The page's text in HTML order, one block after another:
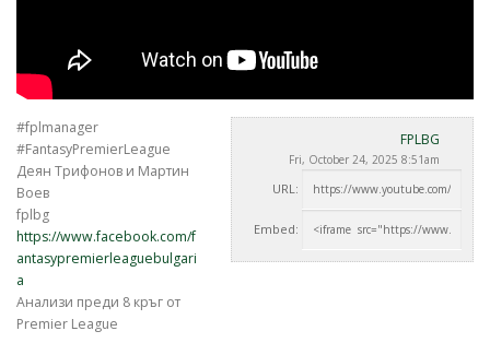
FPLBG
Fri, October 24, 2025 8:51am
URL:
Embed:
#fplmanager
#FantasyPremierLeague
Деян Трифонов и Мартин
Воев
fplbg
https://www.facebook.com/f
antasypremierleaguebulgari
a
Анализи преди 8 кръг от
Premier League